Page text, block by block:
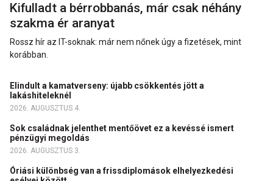
Kifulladt a bérrobbanás, már csak néhány
szakma ér aranyat
Rossz hír az IT-soknak: már nem nőnek úgy a fizetések, mint
korábban.
Elindult a kamatverseny: újabb csökkentés jött a
lakáshiteleknél
2026. AUGUSZTUS 4.
Sok családnak jelenthet mentőövet ez a kevéssé ismert
pénzügyi megoldás
2026. AUGUSZTUS 3.
Óriási különbség van a frissdiplomások elhelyezkedési